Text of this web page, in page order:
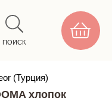
ПОИСК
(Турция)
хлопок